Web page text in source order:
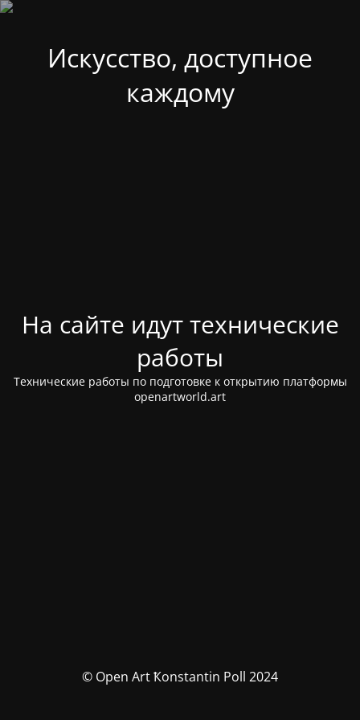
Искусство, доступное
каждому
На сайте идут технические
работы
Технические работы по подготовке к открытию платформы
openartworld.art
© Open Art Ҟonstantin Poll 2024